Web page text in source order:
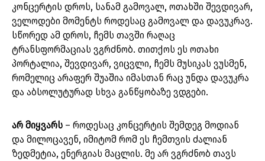
კონცერტის დროს, სანამ გამოვალ, ოთახში შევდივარ,
ველოდები მომენტს როდესაც გამოვალ და დავუკრავ.
სწორედ ამ დროს, ჩემს თავში რაღაც
ტრანსფორმაციას ვგრძნობ. თითქოს ეს ოთახი
პორტალია, შევდივარ, ვიცვლი, ჩემს მუსიკას ვუსმენ,
რომელიც არაფერ შუაშია იმასთან რაც უნდა დავუკრა
და აბსოლუტურად სხვა განწყობაზე ვდგები.
არ მიყვარს – როდესაც კონცერტის შემდეგ მოდიან
და მილოცავენ, იმიტომ რომ ეს ჩემთვის ძალიან
ზედმეტია, ენერგიას მაცლის. მე არ ვგრძნობ თავს